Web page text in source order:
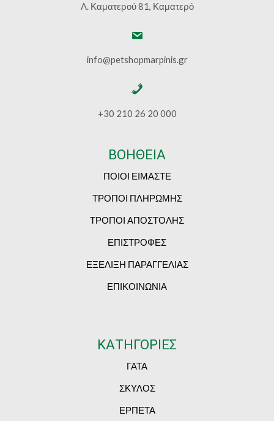
Λ. Καματερού 81, Καματερό
info@petshopmarpinis.gr
+30 210 26 20 000
ΒΟΗΘΕΙΑ
ΠΟΙΟΙ ΕΙΜΑΣΤΕ
ΤΡΟΠΟΙ ΠΛΗΡΩΜΗΣ
ΤΡΟΠΟΙ ΑΠΟΣΤΟΛΗΣ
ΕΠΙΣΤΡΟΦΕΣ
ΕΞΕΛΙΞΗ ΠΑΡΑΓΓΕΛΙΑΣ
ΕΠΙΚΟΙΝΩΝΙΑ
ΚΑΤΗΓΟΡΙΕΣ
ΓΑΤΑ
ΣΚΥΛΟΣ
ΕΡΠΕΤΑ